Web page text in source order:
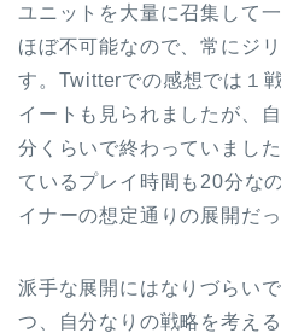
ユニットを大量に召集して
ほぼ不可能なので、常にジ
す。Twitterでの感想では１
イートも見られましたが、
分くらいで終わっていまし
ているプレイ時間も20分な
イナーの想定通りの展開だ
派手な展開にはなりづらい
つ、自分なりの戦略を考え